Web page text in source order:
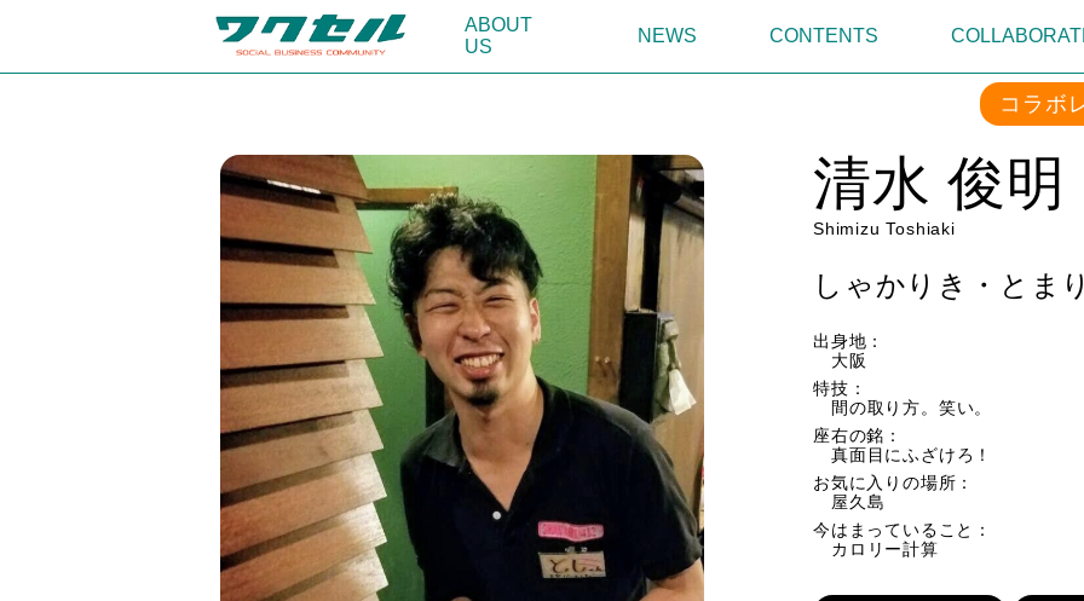
ABOUT
US
NEWS CONTENTS
コラボ
清水 俊明
Shimizu Toshiaki
しゃかりき・とま
出身地：
大阪
特技：
間の取り方。笑い。
座右の銘：
真面目にふざけろ！
お気に入りの場所：
屋久島
今はまっていること：
カロリー計算